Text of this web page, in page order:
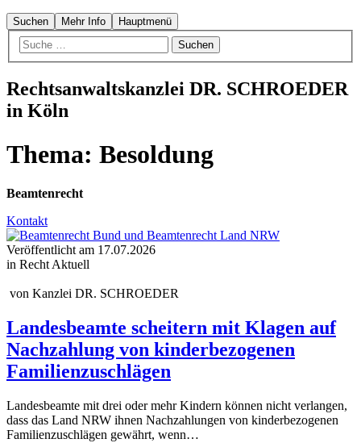
Suchen Mehr Info Hauptmenü
Rechtsanwaltskanzlei DR. SCHROEDER
in Köln
Thema: Besoldung
Beamtenrecht
Kontakt
Veröffentlicht am 17.07.2026
in Recht Aktuell
von Kanzlei DR. SCHROEDER
Landesbeamte scheitern mit Klagen auf
Nachzahlung von kinderbezogenen
Familienzuschlägen
Landesbeamte mit drei oder mehr Kindern können nicht verlangen,
dass das Land NRW ihnen Nachzahlungen von kinderbezogenen
Familienzuschlägen­ gewährt, wenn…